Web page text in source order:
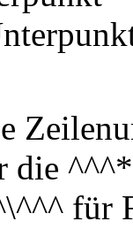
die
für